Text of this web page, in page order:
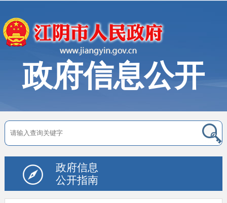
政府信息公开
政府信息
公开指南